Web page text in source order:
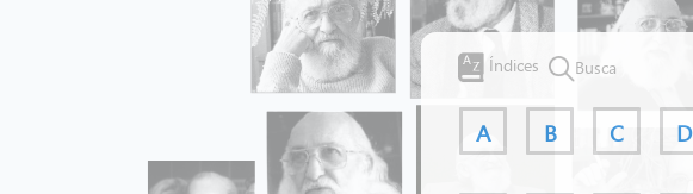
Índices Busca
A B C D